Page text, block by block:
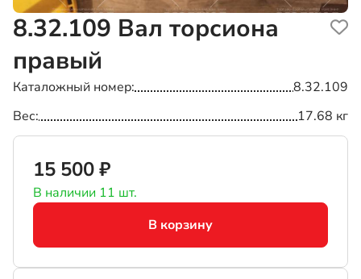
8.32.109 Вал торсиона
правый
Каталожный номер
8.32.109
Вес
17.68 кг
15 500 ₽
В наличии 11 шт.
В корзину